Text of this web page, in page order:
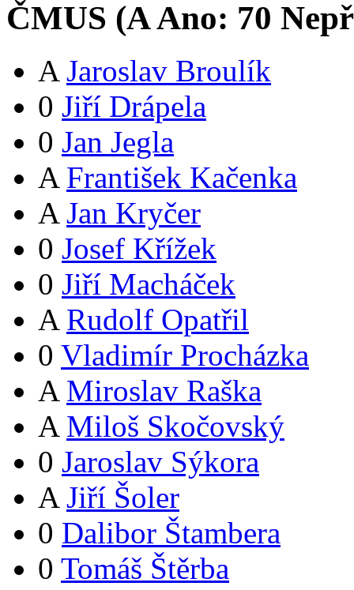
ČMUS (AAno: 70
A Jaroslav Broulík
0 Jiří Drápela
0 Jan Jegla
A František Kačenka
A Jan Kryčer
0 Josef Křížek
0 Jiří Macháček
A Rudolf Opatřil
0 Vladimír Procházka
A Miroslav Raška
A Miloš Skočovský
0 Jaroslav Sýkora
A Jiří Šoler
0 Dalibor Štambera
0 Tomáš Štěrba